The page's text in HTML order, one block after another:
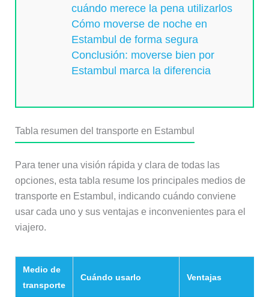
cuándo merece la pena utilizarlos
Cómo moverse de noche en
Estambul de forma segura
Conclusión: moverse bien por
Estambul marca la diferencia
Tabla resumen del transporte en Estambul
Para tener una visión rápida y clara de todas las
opciones, esta tabla resume los principales medios de
transporte en Estambul, indicando cuándo conviene
usar cada uno y sus ventajas e inconvenientes para el
viajero.
Medio de
transporte
Cuándo usarlo Ventajas